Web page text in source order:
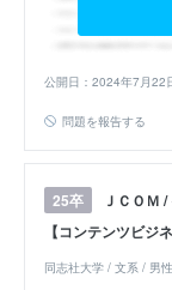
公開日：2024年7月22
問題を報告する
25卒
ＪＣＯＭ
【コンテンツビジ
同志社大学 / 文系 / 男性